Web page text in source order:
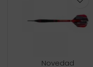
Novedad